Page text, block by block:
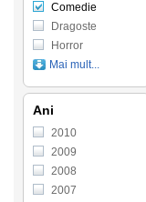
Comedie
Dragoste
Horror
Mai mult...
Ani
2010
2009
2008
2007